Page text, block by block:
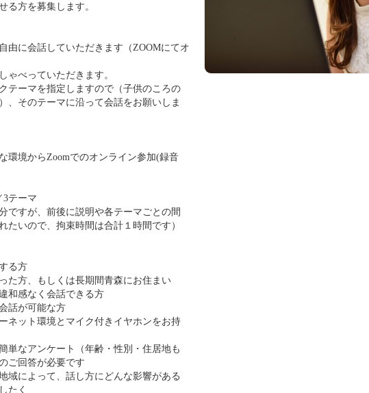
る方を募集します。
由に会話していただきます（ZOOMにてオ
ゃべっていただきます。
テーマを指定しますので（子供のころの
、そのテーマに沿って会話をお願いしま
環境からZoomでのオンライン参加(録音
3テーマ
ですが、前後に説明や各テーマごとの間
たいので、拘束時間は合計１時間です）
る方
た方、もしくは長期間青森にお住まい
和感なく会話できる方
話が可能な方
ネット環境とマイク付きイヤホンをお持
単なアンケート（年齢・性別・住居地も
ご回答が必要です
域によって、話し方にどんな影響がある
たく